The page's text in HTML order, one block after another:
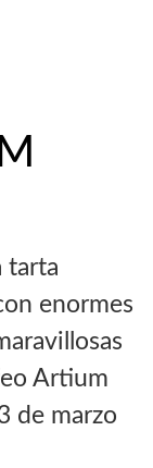
tarta
enormes
Artium
de marzo